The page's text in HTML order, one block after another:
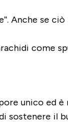
Anche se
come
unico ed
sostenere il